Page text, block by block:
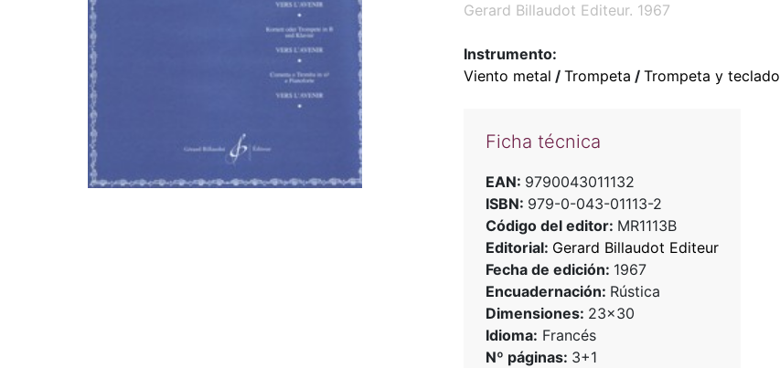
Gerard Billaudot Editeur. 1967
Instrumento:
Viento metal / Trompeta / Trompeta y teclado
Ficha técnica
EAN: 9790043011132
ISBN: 979-0-043-01113-2
Código del editor: MR1113B
Editorial: Gerard Billaudot Editeur
Fecha de edición: 1967
Encuadernación: Rústica
Dimensiones: 23x30
Idioma: Francés
Nº páginas: 3+1